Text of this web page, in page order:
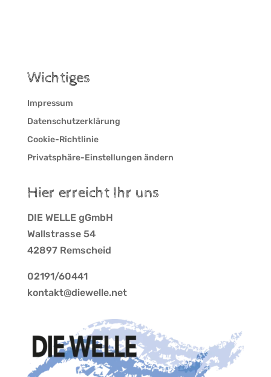
Wichtiges
Impressum
Datenschutzerklärung
Cookie-Richtlinie
Privatsphäre-Einstellungen ändern
Hier erreicht Ihr uns
DIE WELLE gGmbH
Wallstrasse 54
42897 Remscheid
02191/60441
kontakt@diewelle.net